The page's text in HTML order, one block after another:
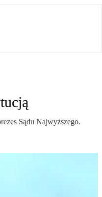
Sądu Najwyższego.